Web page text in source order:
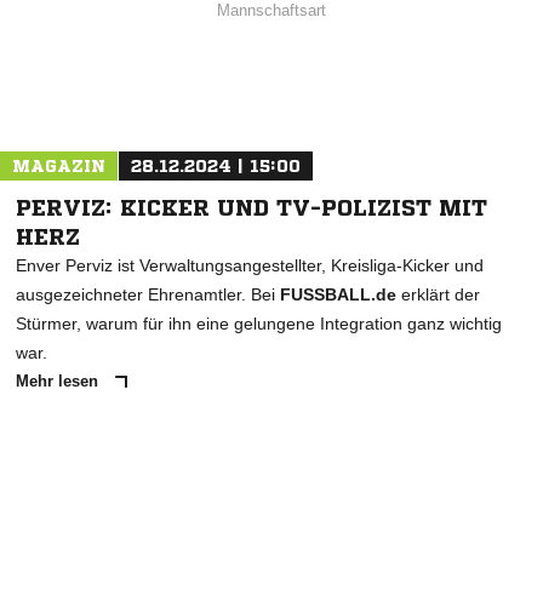
Mannschaftsart
MAGAZIN 28.12.2024 | 15:00
PERVIZ: KICKER UND TV-POLIZIST MIT
HERZ
Enver Perviz ist Verwaltungsangestellter, Kreisliga-Kicker und
ausgezeichneter Ehrenamtler. Bei FUSSBALL.de erklärt der
Stürmer, warum für ihn eine gelungene Integration ganz wichtig
war.
Mehr lesen